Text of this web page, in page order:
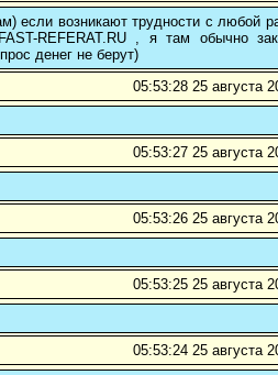
если возникают трудности с любой
REFERAT.RU , я там обычно
денег не берут)
05:53:28 25 августа
05:53:27 25 августа
05:53:26 25 августа
05:53:25 25 августа
05:53:24 25 августа